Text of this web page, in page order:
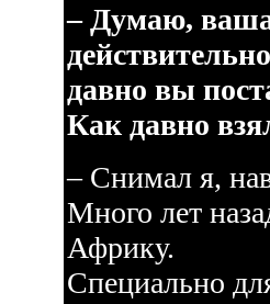
– Думаю, ваша
давно вы
Как давно
– Снимал я,
Много лет
Африку.
Специально